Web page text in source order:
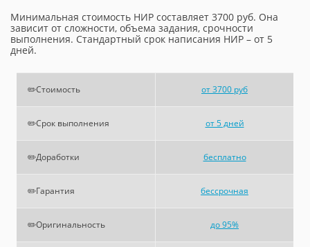
Минимальная стоимость НИР составляет 3700 руб. Она
зависит от сложности, объема задания, срочности
выполнения. Стандартный срок написания НИР – от 5
дней.
✏️Стоимость от 3700 руб
✏️Срок выполнения от 5 дней
✏️Доработки бесплатно
✏️Гарантия бессрочная
✏️Оригинальность до 95%